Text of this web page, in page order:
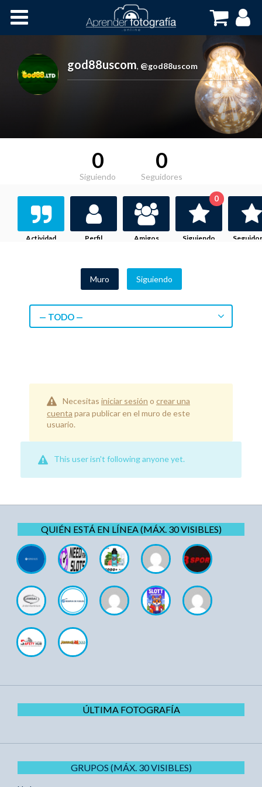
Cursos OnLine
god88uscom, @god88uscom
0
Siguiendo
0
Seguidores
Actividad Perfil Amigos Siguiendo
0
Muro Siguiendo
— TODO —
Necesitas iniciar sesión o crear una
cuenta para publicar en el muro de este
usuario.
This user isn't following anyone yet.
QUIÉN ESTÁ EN LÍNEA (MÁX. 30 VISIBLES)
ÚLTIMA FOTOGRAFÍA
GRUPOS (MÁX. 30 VISIBLES)